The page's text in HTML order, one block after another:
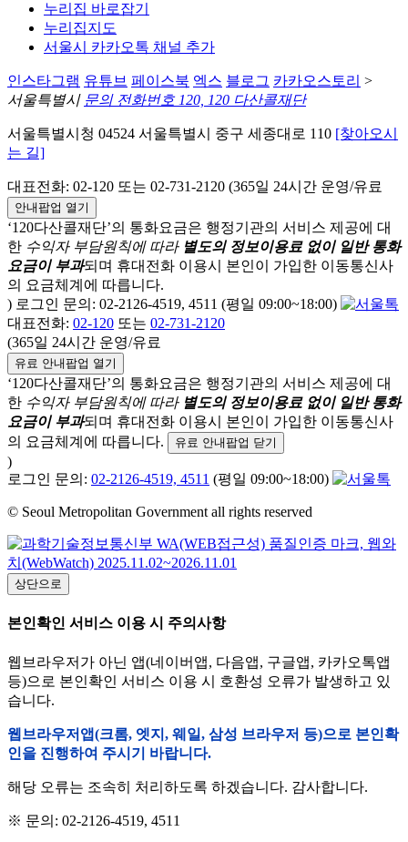
누리집 바로잡기
누리집지도
서울시 카카오톡 채널 추가
인스타그램 유튜브 페이스북 엑스 블로그 카카오스토리 >
서울특별시 문의 전화번호 120, 120 다산콜재단
서울특별시청 04524 서울특별시 중구 세종대로 110 [찾아오시
는 길]
대표전화: 02-120 또는 02-731-2120 (365일 24시간 운영/유료
안내팝업 열기
‘120다산콜재단’의 통화요금은 행정기관의 서비스 제공에 대
한 수익자 부담원칙에 따라 별도의 정보이용료 없이 일반 통화
요금이 부과되며 휴대전화 이용시 본인이 가입한 이동통신사
의 요금체계에 따릅니다.
) 로그인 문의: 02-2126-4519, 4511 (평일 09:00~18:00)
대표전화: 02-120 또는 02-731-2120
(365일 24시간 운영/유료
유료 안내팝업 열기
‘120다산콜재단’의 통화요금은 행정기관의 서비스 제공에 대
한 수익자 부담원칙에 따라 별도의 정보이용료 없이 일반 통화
요금이 부과되며 휴대전화 이용시 본인이 가입한 이동통신사
의 요금체계에 따릅니다.
유료 안내팝업 닫기
)
로그인 문의: 02-2126-4519, 4511 (평일 09:00~18:00)
© Seoul Metropolitan Government all rights reserved
상단으로
본인확인 서비스 이용 시 주의사항
웹브라우저가 아닌 앱(네이버앱, 다음앱, 구글앱, 카카오톡앱
등)으로 본인확인 서비스 이용 시 호환성 오류가 발생하고 있
습니다.
웹브라우저앱(크롬, 엣지, 웨일, 삼성 브라우저 등)으로 본인확
인을 진행하여 주시기 바랍니다.
해당 오류는 조속히 처리하도록 하겠습니다. 감사합니다.
※ 문의: 02-2126-4519, 4511